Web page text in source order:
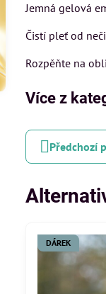
Jemná gelová
Čistí pleť od
Rozpěňte na
Více z
Předchozí
DÁREK